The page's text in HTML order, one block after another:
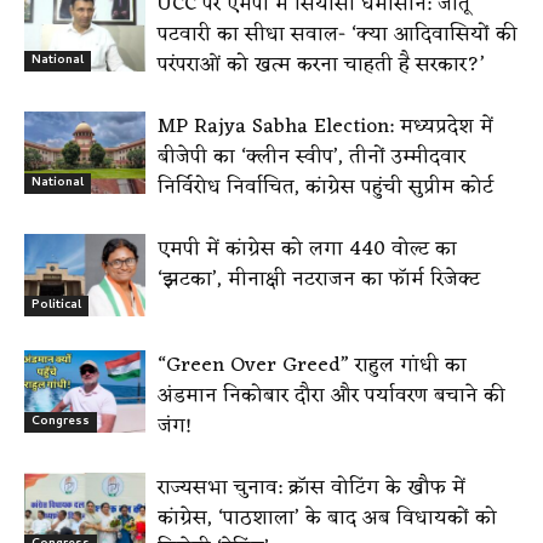
National
पटवारी का सीधा सवाल- ‘क्या आदिवासियों की
परंपराओं को खत्म करना चाहती है सरकार?’
National
MP Rajya Sabha Election: मध्यप्रदेश में
बीजेपी का ‘क्लीन स्वीप’, तीनों उम्मीदवार
निर्विरोध निर्वाचित, कांग्रेस पहुंची सुप्रीम कोर्ट
Political
एमपी में कांग्रेस को लगा 440 वोल्ट का
‘झटका’, मीनाक्षी नटराजन का फॉर्म रिजेक्ट
Congress
“Green Over Greed” राहुल गांधी का
अंडमान निकोबार दौरा और पर्यावरण बचाने की
जंग!
राज्यसभा चुनाव: क्रॉस वोटिंग के खौफ में
कांग्रेस, ‘पाठशाला’ के बाद अब विधायकों को